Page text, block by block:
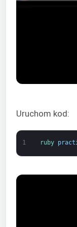
Uruchom kod:
1 ruby